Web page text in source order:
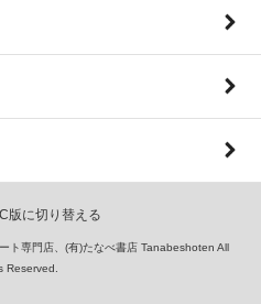
版に切り替える
ト専門店、(有)たなべ書店 Tanabeshoten All
Reserved.